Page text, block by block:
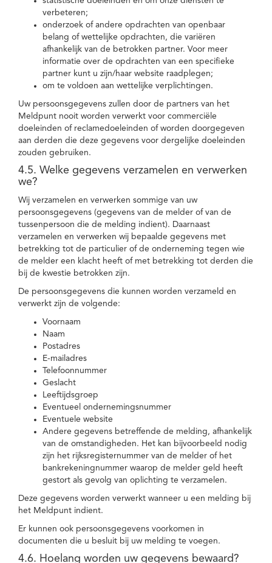
verbeteren;
onderzoek of andere opdrachten van openbaar
belang of wettelijke opdrachten, die variëren
afhankelijk van de betrokken partner. Voor meer
informatie over de opdrachten van een specifieke
partner kunt u zijn/haar website raadplegen;
om te voldoen aan wettelijke verplichtingen.
Uw persoonsgegevens zullen door de partners van het
Meldpunt nooit worden verwerkt voor commerciële
doeleinden of reclamedoeleinden of worden doorgegeven
aan derden die deze gegevens voor dergelijke doeleinden
zouden gebruiken.
4.5. Welke gegevens verzamelen en verwerken
we?
Wij verzamelen en verwerken sommige van uw
persoonsgegevens (gegevens van de melder of van de
tussenpersoon die de melding indient). Daarnaast
verzamelen en verwerken wij bepaalde gegevens met
betrekking tot de particulier of de onderneming tegen wie
de melder een klacht heeft of met betrekking tot derden die
bij de kwestie betrokken zijn.
De persoonsgegevens die kunnen worden verzameld en
verwerkt zijn de volgende:
Voornaam
Naam
Postadres
E-mailadres
Telefoonnummer
Geslacht
Leeftijdsgroep
Eventueel ondernemingsnummer
Eventuele website
Andere gegevens betreffende de melding, afhankelijk
van de omstandigheden. Het kan bijvoorbeeld nodig
zijn het rijksregisternummer van de melder of het
bankrekeningnummer waarop de melder geld heeft
gestort als gevolg van oplichting te verzamelen.
Deze gegevens worden verwerkt wanneer u een melding bij
het Meldpunt indient.
Er kunnen ook persoonsgegevens voorkomen in
documenten die u besluit bij uw melding te voegen.
4.6. Hoelang worden uw gegevens bewaard?